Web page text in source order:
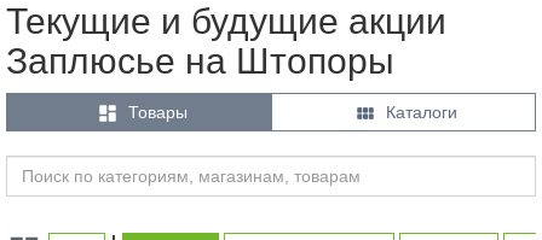
Текущие и будущие акции
Заплюсье на Штопоры
 Товары  Каталоги